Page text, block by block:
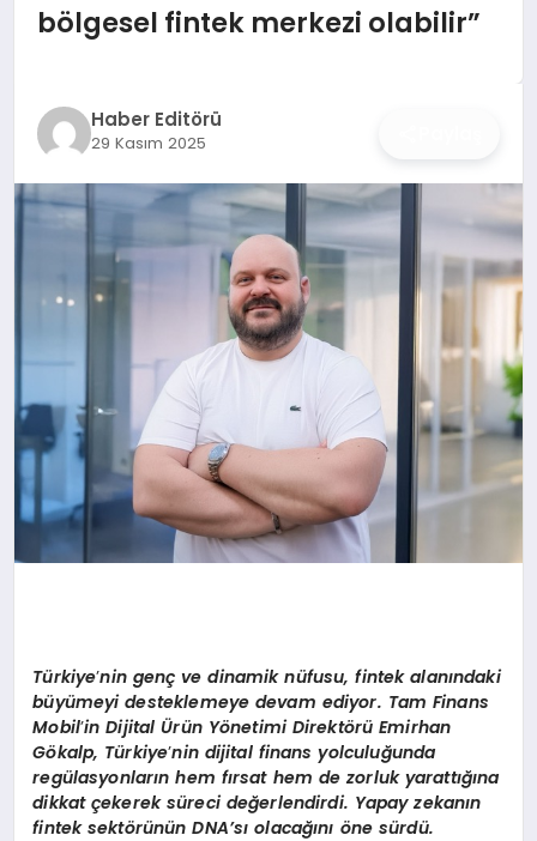
TEKNOLOJI
İŞ DÜNYASI
ANA DEMO
TEKNOLOJI
KRIPTO PARA
GEZI & SEYAHAT
OYUN
bölgesel fintek merkezi olabilir”
Haber Editörü
29 Kasım 2025
Türkiye’nin gençve dinamik nüfusu, fintek alanındaki
büyümeyi desteklemeye devam ediyor. Tam Finans
Mobil’in DijitalÜrün Yönetimi Direktörü Emirhan
Gökalp, Türkiye’nin dijital finans yolculuğunda
regülasyonların hem fırsat hem de zorluk yarattığına
dikkatçekerek süreci değerlendirdi. Yapay zekanın
fintek sektörünün DNA’sıolacağını öne sürdü.